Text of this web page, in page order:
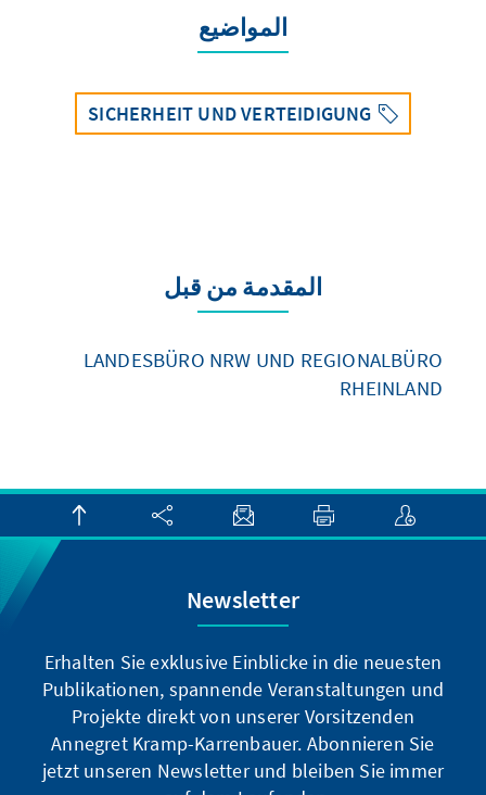
المواضيع
SICHERHEIT UND VERTEIDIGUNG
المقدمة من قبل
LANDESBÜRO NRW UND REGIONALBÜRO
RHEINLAND
Newsletter
Erhalten Sie exklusive Einblicke in die neuesten
Publikationen, spannende Veranstaltungen und
Projekte direkt von unserer Vorsitzenden
Annegret Kramp-Karrenbauer. Abonnieren Sie
jetzt unseren Newsletter und bleiben Sie immer